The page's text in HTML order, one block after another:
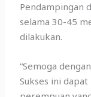
Pendampingan
selama 30-45
dilakukan.
“Semoga
Sukses ini